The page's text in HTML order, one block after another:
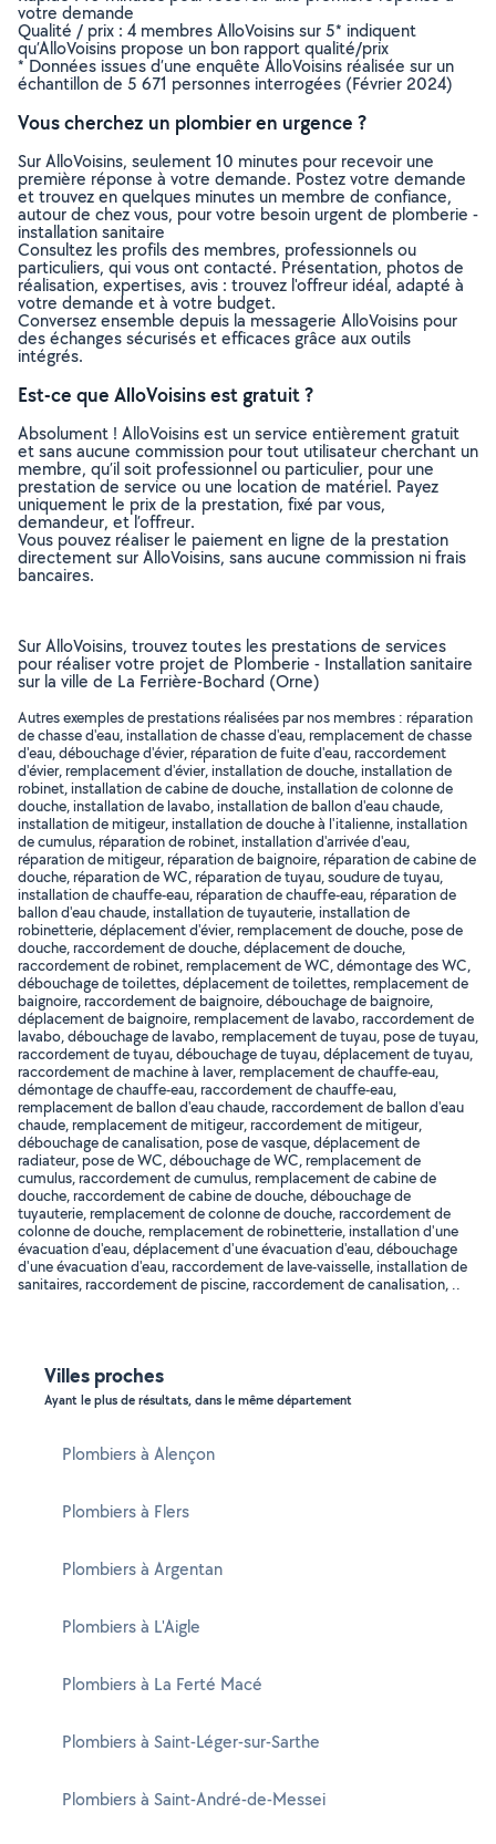
votre demande
Qualité / prix : 4 membres AlloVoisins sur 5* indiquent
qu’AlloVoisins propose un bon rapport qualité/prix
* Données issues d’une enquête AlloVoisins réalisée sur un
échantillon de 5 671 personnes interrogées (Février 2024)
Vous cherchez un plombier en urgence ?
Sur AlloVoisins, seulement 10 minutes pour recevoir une
première réponse à votre demande. Postez votre demande
et trouvez en quelques minutes un membre de confiance,
autour de chez vous, pour votre besoin urgent de plomberie -
installation sanitaire
Consultez les profils des membres, professionnels ou
particuliers, qui vous ont contacté. Présentation, photos de
réalisation, expertises, avis : trouvez l'offreur idéal, adapté à
votre demande et à votre budget.
Conversez ensemble depuis la messagerie AlloVoisins pour
des échanges sécurisés et efficaces grâce aux outils
intégrés.
Est-ce que AlloVoisins est gratuit ?
Absolument ! AlloVoisins est un service entièrement gratuit
et sans aucune commission pour tout utilisateur cherchant un
membre, qu’il soit professionnel ou particulier, pour une
prestation de service ou une location de matériel. Payez
uniquement le prix de la prestation, fixé par vous,
demandeur, et l’offreur.
Vous pouvez réaliser le paiement en ligne de la prestation
directement sur AlloVoisins, sans aucune commission ni frais
bancaires.
Sur AlloVoisins, trouvez toutes les prestations de services
pour réaliser votre projet de Plomberie - Installation sanitaire
sur la ville de La Ferrière-Bochard (Orne)
Autres exemples de prestations réalisées par nos membres : réparation
de chasse d'eau, installation de chasse d'eau, remplacement de chasse
d'eau, débouchage d'évier, réparation de fuite d'eau, raccordement
d'évier, remplacement d'évier, installation de douche, installation de
robinet, installation de cabine de douche, installation de colonne de
douche, installation de lavabo, installation de ballon d'eau chaude,
installation de mitigeur, installation de douche à l'italienne, installation
de cumulus, réparation de robinet, installation d'arrivée d'eau,
réparation de mitigeur, réparation de baignoire, réparation de cabine de
douche, réparation de WC, réparation de tuyau, soudure de tuyau,
installation de chauffe-eau, réparation de chauffe-eau, réparation de
ballon d'eau chaude, installation de tuyauterie, installation de
robinetterie, déplacement d'évier, remplacement de douche, pose de
douche, raccordement de douche, déplacement de douche,
raccordement de robinet, remplacement de WC, démontage des WC,
débouchage de toilettes, déplacement de toilettes, remplacement de
baignoire, raccordement de baignoire, débouchage de baignoire,
déplacement de baignoire, remplacement de lavabo, raccordement de
lavabo, débouchage de lavabo, remplacement de tuyau, pose de tuyau,
raccordement de tuyau, débouchage de tuyau, déplacement de tuyau,
raccordement de machine à laver, remplacement de chauffe-eau,
démontage de chauffe-eau, raccordement de chauffe-eau,
remplacement de ballon d'eau chaude, raccordement de ballon d'eau
chaude, remplacement de mitigeur, raccordement de mitigeur,
débouchage de canalisation, pose de vasque, déplacement de
radiateur, pose de WC, débouchage de WC, remplacement de
cumulus, raccordement de cumulus, remplacement de cabine de
douche, raccordement de cabine de douche, débouchage de
tuyauterie, remplacement de colonne de douche, raccordement de
colonne de douche, remplacement de robinetterie, installation d'une
évacuation d'eau, déplacement d'une évacuation d'eau, débouchage
d'une évacuation d'eau, raccordement de lave-vaisselle, installation de
sanitaires, raccordement de piscine, raccordement de canalisation, ..
Villes proches
Ayant le plus de résultats, dans le même département
Plombiers à Alençon
Plombiers à Flers
Plombiers à Argentan
Plombiers à L'Aigle
Plombiers à La Ferté Macé
Plombiers à Saint-Léger-sur-Sarthe
Plombiers à Saint-André-de-Messei